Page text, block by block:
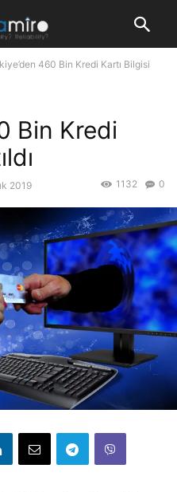
460 Bin Kredi Kartı Bilgisi
Bin Kredi
2019 0
1132